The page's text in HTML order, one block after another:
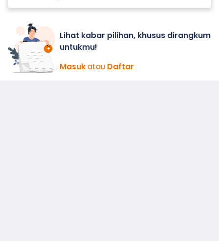
Lihat kabar pilihan, khusus dirangkum
untukmu!
Masukatau Daftar